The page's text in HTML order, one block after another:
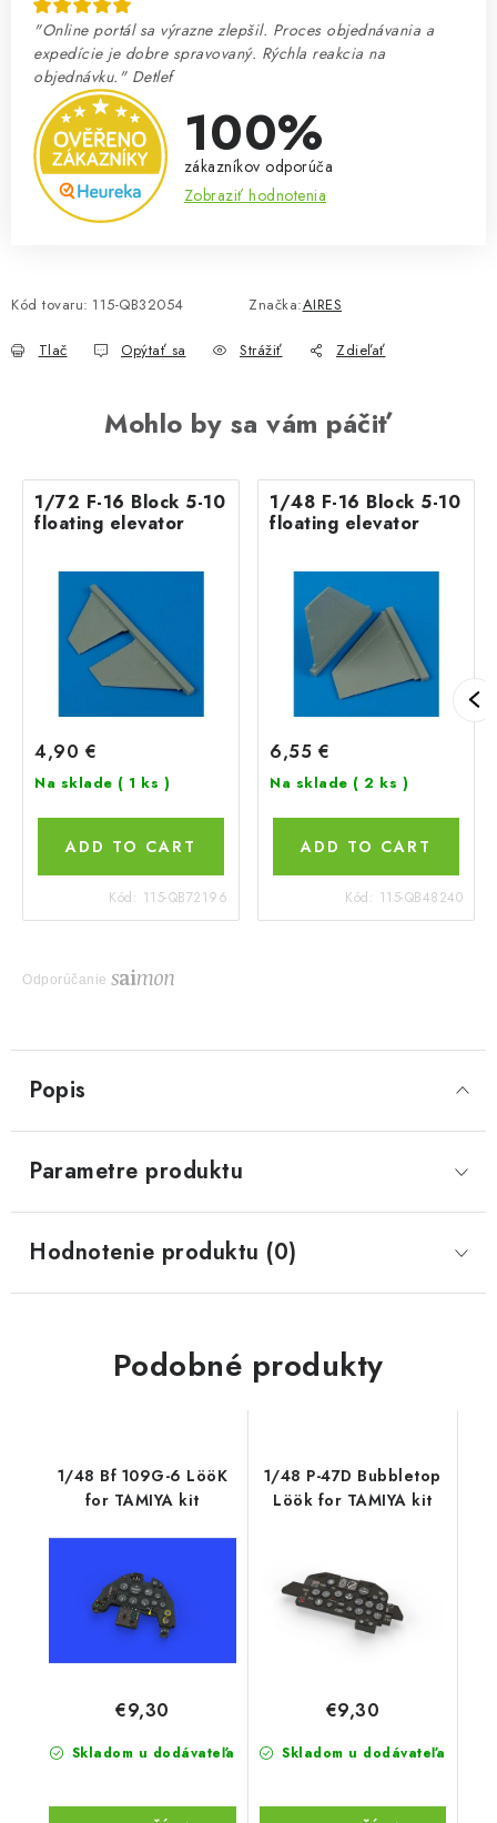
"Online portál sa výrazne zlepšil. Proces objednávania a
expedície je dobre spravovaný. Rýchla reakcia na
objednávku." Detlef
100%
zákazníkov odporúča
Zobraziť hodnotenia
Kód tovaru: 115-QB32054 Značka:AIRES
Tlač Opýtať sa Strážiť Zdieľať
Mohlo by sa vám páčiť
1/72 F-16 Block 5-10
floating elevator
4,90 €
Na sklade ( 1 ks )
ADD TO CART
Kód: 115-QB72196
1/48 F-16 Block 5-10
floating elevator
6,55 €
Na sklade ( 2 ks )
ADD TO CART
Kód: 115-QB48240
Odporúčanie
Popis
Parametre produktu
Hodnotenie produktu (0)
Podobné produkty
1/48 Bf 109G-6 LööK
for TAMIYA kit
Skladom u dodávateľa
€9,30
1/48 P-47D Bubbletop
Löök for TAMIYA kit
Skladom u dodávateľa
€9,30